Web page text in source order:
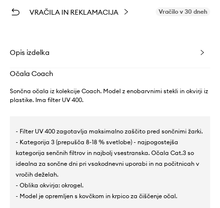
VRAČILA IN REKLAMACIJA Vračilo v 30 dneh
Opis izdelka
Očala Coach
Sončna očala iz kolekcije Coach. Model z enobarvnimi stekli in okvirji iz
plastike. Ima filter UV 400.
- Filter UV 400 zagotavlja maksimalno zaščito pred sončnimi žarki.
- Kategorija 3 (prepušča 8-18 % svetlobe) - najpogostejša
kategorija senčnih filtrov in najbolj vsestranska. Očala Cat.3 so
idealna za sončne dni pri vsakodnevni uporabi in na počitnicah v
vročih deželah.
- Oblika okvirja: okrogel.
- Model je opremljen s kovčkom in krpico za čiščenje očal.